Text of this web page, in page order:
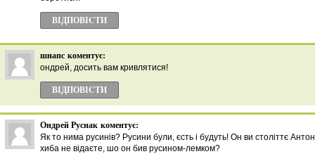
ВІДПОВІCТИ
шнапс коментує:
ондрей, досить вам кривлятися!
ВІДПОВІCТИ
Ондрей Руснак коментує:
Як то нима русинів? Русини були, єсть і будуть! Он ви століттє
хиба не відаєте, шо он бив русином-лемком?